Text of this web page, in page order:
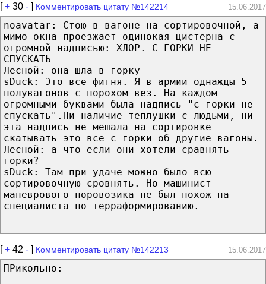
[+ 30 - ] Комментировать цитату №142214 15.06.2017
noavatar: Стою в вагоне на сортировочной, а
мимо окна проезжает одинокая цистерна с
огромной надписью: ХЛОР. С ГОРКИ НЕ
СПУСКАТЬ
Лесной: она шла в горку
sDuck: Это все фигня. Я в армии однажды 5
полувагонов с порохом вез. На каждом
огромными буквами была надпись "с горки не
спускать".Ни наличие теплушки с людьми, ни
эта надпись не мешала на сортировке
скатывать это все с горки об другие вагоны.
Лесной: а что если они хотели сравнять
горки?
sDuck: Там при удаче можно было всю
сортировочную сровнять. Но машинист
маневрового поровозика не был похож на
специалиста по терраформированию.
[+ 42 - ] Комментировать цитату №142213 15.06.2017
ПРикольно: